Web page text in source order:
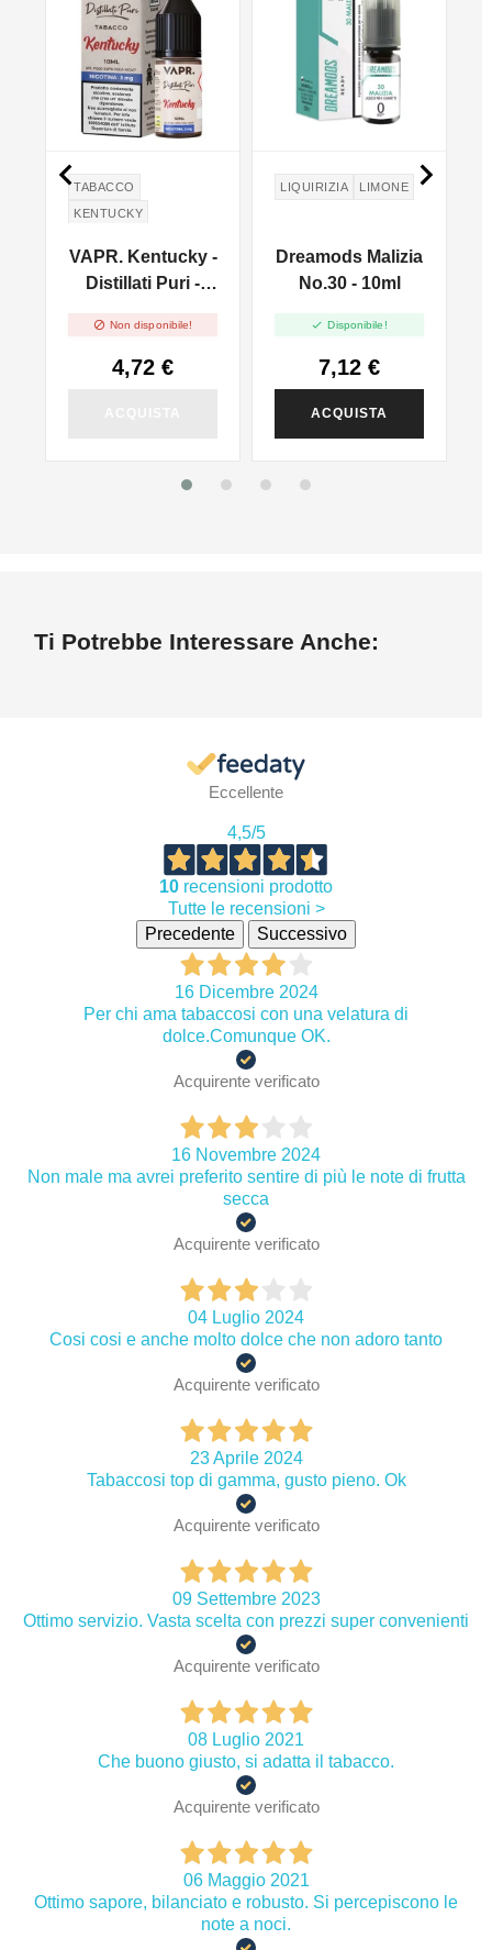
TABACCO
KENTUCKY
VAPR. Kentucky -
Distillati Puri -
 Non disponibile!
4,72 €
LIQUIRIZIA LIMONE
Dreamods Malizia
No.30 - 10ml
 Disponibile!
7,12 €
ACQUISTA
 
Ti Potrebbe Interessare Anche:
Eccellente
4,5/5
10 recensioni prodotto
Tutte le recensioni >
Precedente
Successivo
16 Dicembre 2024
Per chi ama tabaccosi con una velatura di
dolce.Comunque OK.
Acquirente verificato
16 Novembre 2024
Non male ma avrei preferito sentire di più le note di frutta
secca
Acquirente verificato
04 Luglio 2024
Cosi cosi e anche molto dolce che non adoro tanto
Acquirente verificato
23 Aprile 2024
Tabaccosi top di gamma, gusto pieno. Ok
Acquirente verificato
09 Settembre 2023
Ottimo servizio. Vasta scelta con prezzi super convenienti
Acquirente verificato
08 Luglio 2021
Che buono giusto, si adatta il tabacco.
Acquirente verificato
06 Maggio 2021
Ottimo sapore, bilanciato e robusto. Si percepiscono le
note a noci.